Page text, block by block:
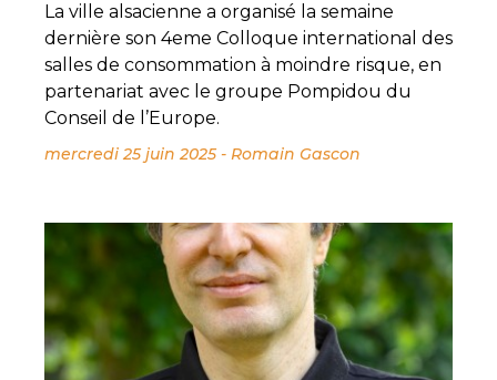
La ville alsacienne a organisé la semaine
dernière son 4eme Colloque international des
salles de consommation à moindre risque, en
partenariat avec le groupe Pompidou du
Conseil de l’Europe.
mercredi 25 juin 2025- Romain Gascon